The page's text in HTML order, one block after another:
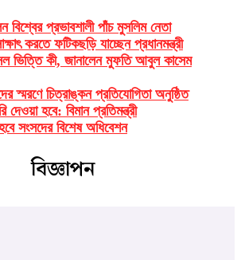
বিশ্বের প্রভাবশালী পাঁচ মুসলিম নেতা
করতে ফটিকছড়ি যাচ্ছেন প্রধানমন্ত্রী
ভিত্তি কী, জানালেন মুফতি আবুল কাসেম
স্মরণে চিত্রাঙ্কন প্রতিযোগিতা অনুষ্ঠিত
দেওয়া হবে: বিমান প্রতিমন্ত্রী
হবে সংসদের বিশেষ অধিবেশন
বিজ্ঞাপন